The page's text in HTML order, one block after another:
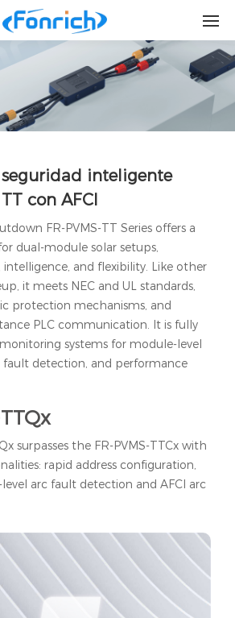
inteligente
con AFCI
FR-PVMS-TT Series offers a
dual-module solar setups,
and flexibility. Like other
it meets NEC and UL standards,
protection mechanisms, and
PLC communication. It is fully
systems for module-level
fault detection, and performance
surpasses the FR-PVMS-TTCx with
rapid address configuration,
arc fault detection and AFCI arc